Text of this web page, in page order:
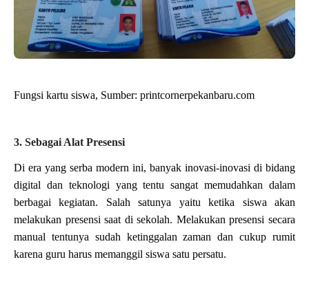
Fungsi kartu siswa, Sumber: printcornerpekanbaru.com
3. Sebagai Alat Presensi
Di era yang serba modern ini, banyak inovasi-inovasi di bidang
digital dan teknologi yang tentu sangat memudahkan dalam
berbagai kegiatan. Salah satunya yaitu ketika siswa akan
melakukan presensi saat di sekolah. Melakukan presensi secara
manual tentunya sudah ketinggalan zaman dan cukup rumit
karena guru harus memanggil siswa satu persatu.